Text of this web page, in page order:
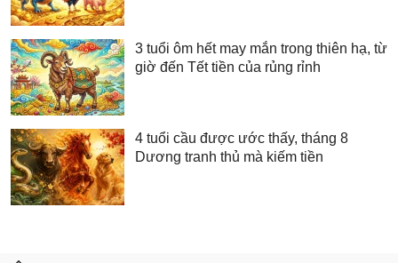
3 tuổi ôm hết may mắn trong thiên hạ, từ
giờ đến Tết tiền của rủng rỉnh
4 tuổi cầu được ước thấy, tháng 8
Dương tranh thủ mà kiếm tiền